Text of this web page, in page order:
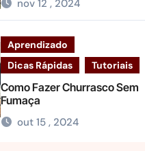
nov 12 , 2024
Aprendizado
Dicas Rápidas
Tutoriais
Como Fazer Churrasco Sem
Fumaça
out 15 , 2024